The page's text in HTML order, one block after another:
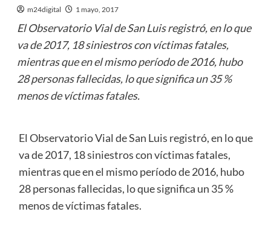
m24digital 1 mayo, 2017
El Observatorio Vial de San Luis registró, en lo que
va de 2017, 18 siniestros con víctimas fatales,
mientras que en el mismo período de 2016, hubo
28 personas fallecidas, lo que significa un 35 %
menos de víctimas fatales.
El Observatorio Vial de San Luis registró, en lo que
va de 2017, 18 siniestros con víctimas fatales,
mientras que en el mismo período de 2016, hubo
28 personas fallecidas, lo que significa un 35 %
menos de víctimas fatales.